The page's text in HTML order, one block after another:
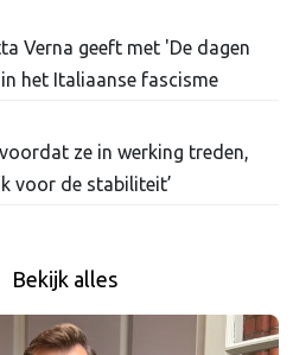
Verna geeft met 'De dagen
het Italiaanse fascisme
ze in werking treden,
voor de stabiliteit’
Bekijk alles